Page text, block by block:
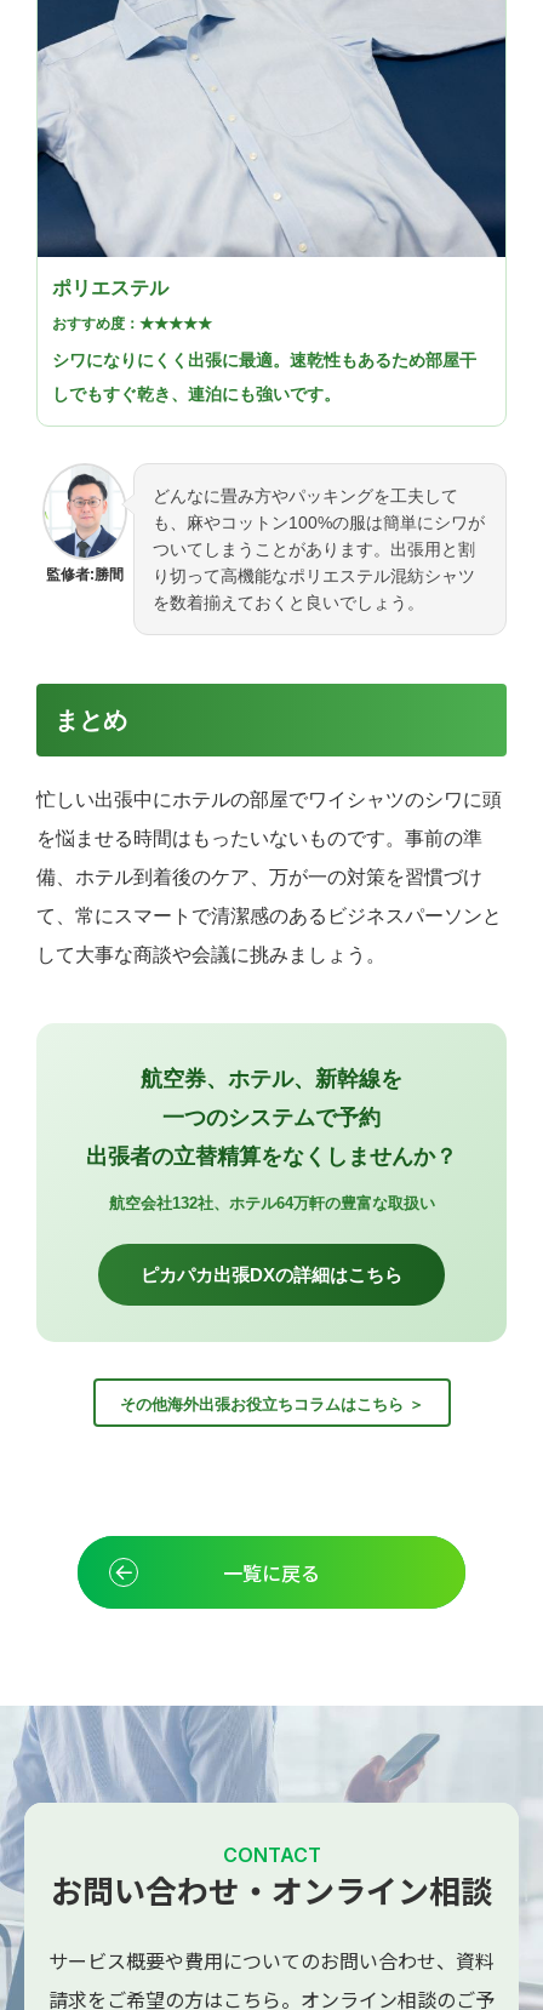
ポリエステル
おすすめ度：★★★★★
シワになりにくく出張に最適。速乾性もあるため部屋干
しでもすぐ乾き、連泊にも強いです。
監修者:勝間
どんなに畳み方やパッキングを工夫して
も、麻やコットン100%の服は簡単にシワが
ついてしまうことがあります。出張用と割
り切って高機能なポリエステル混紡シャツ
を数着揃えておくと良いでしょう。
まとめ
忙しい出張中にホテルの部屋でワイシャツのシワに頭
を悩ませる時間はもったいないものです。事前の準
備、ホテル到着後のケア、万が一の対策を習慣づけ
て、常にスマートで清潔感のあるビジネスパーソンと
して大事な商談や会議に挑みましょう。
航空券、ホテル、新幹線を
一つのシステムで予約
出張者の立替精算をなくしませんか？
航空会社132社、ホテル64万軒の豊富な取扱い
ピカパカ出張DXの詳細はこちら
その他海外出張お役立ちコラムはこちら ＞
一覧に戻る
CONTACT
お問い合わせ・オンライン相談
サービス概要や費用についてのお問い合わせ、 資料
請求をご希望の方はこちら。 オンライン相談のご予